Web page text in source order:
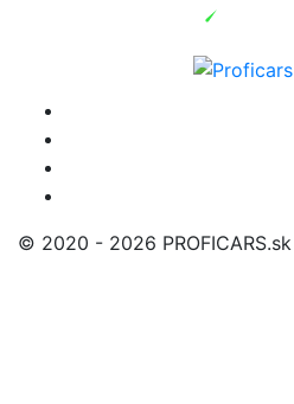
© 2020 - 2026 PROFICARS.sk